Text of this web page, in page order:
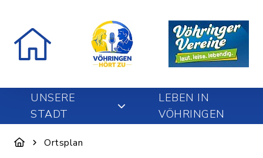
UNSERE
STADT
LEBEN IN
VÖHRINGEN
Ortsplan